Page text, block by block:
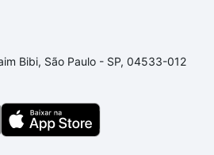
Bibi, São Paulo - SP, 04533-012